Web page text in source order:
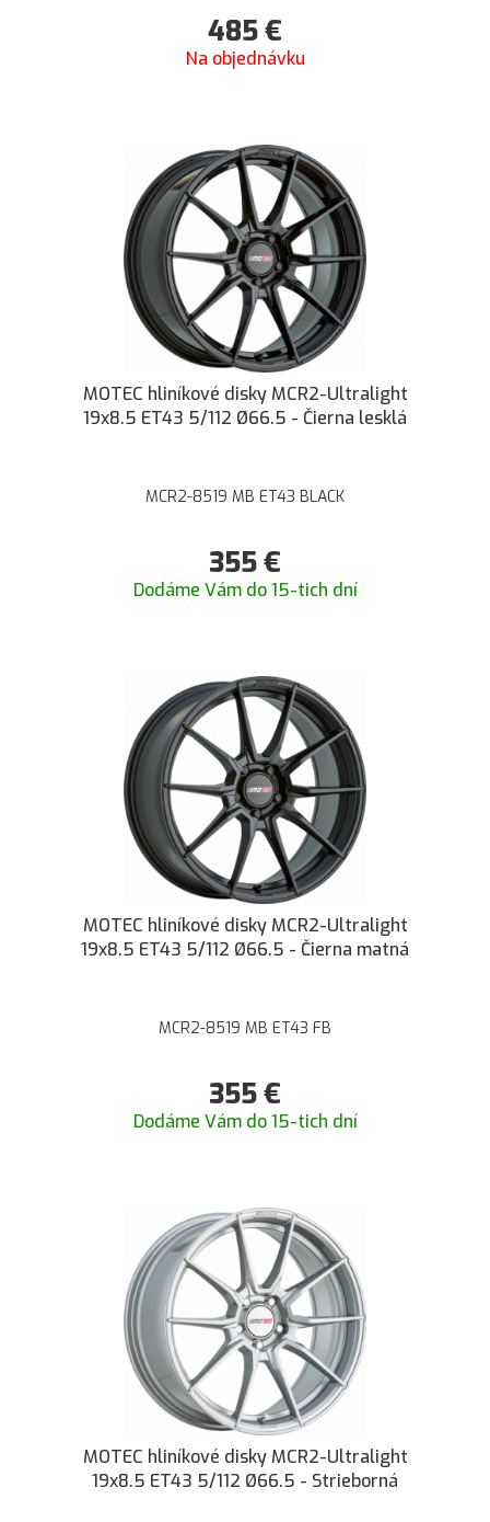
485€
Na objednávku
MOTEC hliníkové disky MCR2-Ultralight
19x8.5 ET43 5/112 Ø66.5 - Čierna lesklá
MCR2-8519 MB ET43 BLACK
355€
Dodáme Vám do 15-tich dní
MOTEC hliníkové disky MCR2-Ultralight
19x8.5 ET43 5/112 Ø66.5 - Čierna matná
MCR2-8519 MB ET43 FB
355€
Dodáme Vám do 15-tich dní
MOTEC hliníkové disky MCR2-Ultralight
19x8.5 ET43 5/112 Ø66.5 - Strieborná